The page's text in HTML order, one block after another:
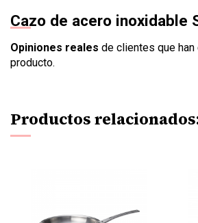
Cazo de acero inoxidable
Opiniones reales de clientes que
producto.
Productos